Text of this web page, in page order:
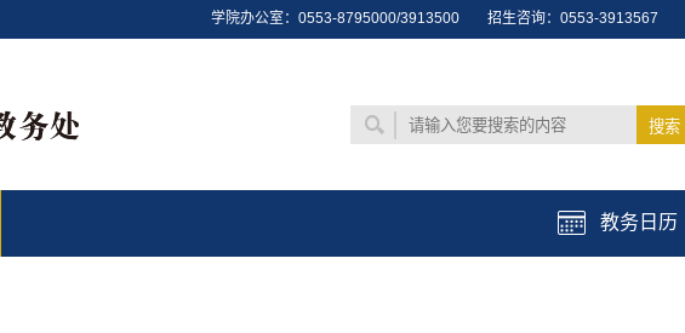
学院办公室：0553-8795000/3913500 招生咨询：0553-3913567
搜索
教务日历